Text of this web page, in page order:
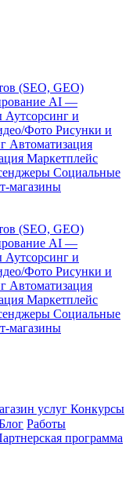
(SEO, GEO)
AI —
Аутсорсинг и
Фото Рисунки и
Автоматизация
Маркетплейс
Социальные
магазины
(SEO, GEO)
AI —
Аутсорсинг и
Фото Рисунки и
Автоматизация
Маркетплейс
Социальные
магазины
услуг Конкурсы
Работы
программа